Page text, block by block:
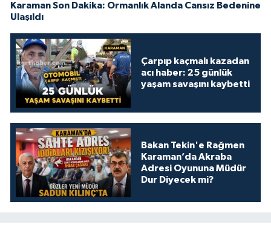
Karaman Son Dakika: Ormanlık Alanda Cansız Bedenine
Ulaşıldı
Çarpıp kaçmalı kazadan
acı haber: 25 günlük
yaşam savaşını kaybetti
Bakan Tekin'e Rağmen
Karaman’da Akraba
Adresi Oyununa Müdür
Dur Diyecek mi?